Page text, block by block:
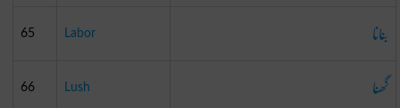
65 Labor بنانا
66 Lush گھنا